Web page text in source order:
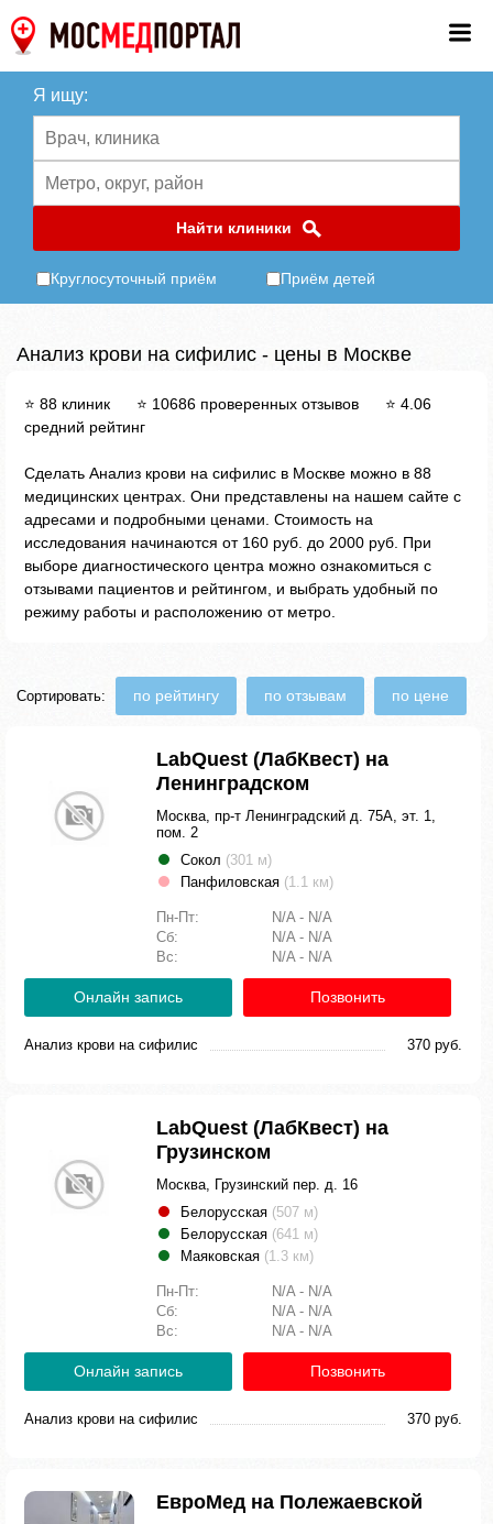
Я ищу:
Найти клиники
Круглосуточный приём Приём детей
Анализ крови на сифилис - цены в Москве
⭐ 88 клиник ⭐ 10686 проверенных отзывов ⭐ 4.06
средний рейтинг
Сделать Анализ крови на сифилис в Москве можно в 88
медицинских центрах. Они представлены на нашем сайте с
адресами и подробными ценами. Стоимость на
исследования начинаются от 160 руб. до 2000 руб. При
выборе диагностического центра можно ознакомиться с
отзывами пациентов и рейтингом, и выбрать удобный по
режиму работы и расположению от метро.
Сортировать: по рейтингу по отзывам по цене
LabQuest (ЛабКвест) на
Ленинградском
Москва, пр-т Ленинградский д. 75А, эт. 1,
пом. 2
Сокол (301 м)
Панфиловская (1.1 км)
Пн-Пт:
N/A - N/A
Сб:
N/A - N/A
Вс:
N/A - N/A
Онлайн запись Позвонить
Анализ крови на сифилис 370 руб.
LabQuest (ЛабКвест) на
Грузинском
Москва, Грузинский пер. д. 16
Белорусская (507 м)
Белорусская (641 м)
Маяковская (1.3 км)
Пн-Пт:
N/A - N/A
Сб:
N/A - N/A
Вс:
N/A - N/A
Онлайн запись Позвонить
Анализ крови на сифилис 370 руб.
ЕвроМед на Полежаевской